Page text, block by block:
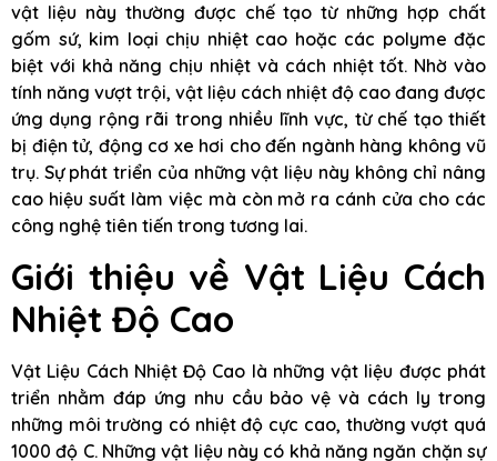
vật liệu này thường được chế tạo từ những hợp chất
gốm sứ, kim loại chịu nhiệt cao hoặc các polyme đặc
biệt với khả năng chịu nhiệt và cách nhiệt tốt. Nhờ vào
tính năng vượt trội, vật liệu cách nhiệt độ cao đang được
ứng dụng rộng rãi trong nhiều lĩnh vực, từ chế tạo thiết
bị điện tử, động cơ xe hơi cho đến ngành hàng không vũ
trụ. Sự phát triển của những vật liệu này không chỉ nâng
cao hiệu suất làm việc mà còn mở ra cánh cửa cho các
công nghệ tiên tiến trong tương lai.
Giới thiệu về Vật Liệu Cách
Nhiệt Độ Cao
Vật Liệu Cách Nhiệt Độ Cao là những vật liệu được phát
triển nhằm đáp ứng nhu cầu bảo vệ và cách ly trong
những môi trường có nhiệt độ cực cao, thường vượt quá
1000 độ C. Những vật liệu này có khả năng ngăn chặn sự